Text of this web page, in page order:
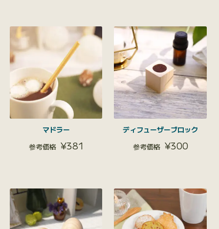
マドラー
¥381
ディフューザーブロック
¥300